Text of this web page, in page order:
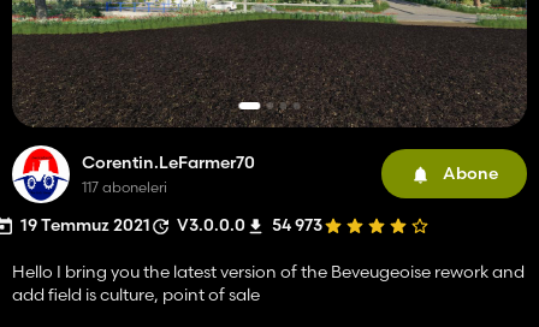
Corentin.LeFarmer70
117 aboneleri
Abone
19 Temmuz 2021 V3.0.0.0 54 973
Hello I bring you the latest version of the Beveugeoise rework and
add field is culture, point of sale